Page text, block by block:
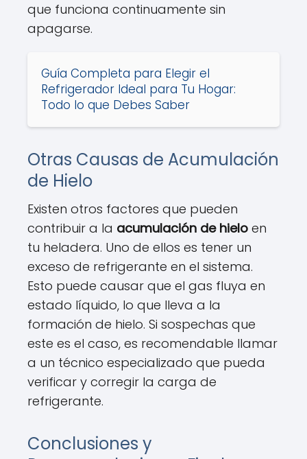
que funciona continuamente sin
apagarse.
Guía Completa para Elegir el
Refrigerador Ideal para Tu Hogar:
Todo lo que Debes Saber
Otras Causas de Acumulación
de Hielo
Existen otros factores que pueden
contribuir a la acumulación de hielo en
tu heladera. Uno de ellos es tener un
exceso de refrigerante en el sistema.
Esto puede causar que el gas fluya en
estado líquido, lo que lleva a la
formación de hielo. Si sospechas que
este es el caso, es recomendable llamar
a un técnico especializado que pueda
verificar y corregir la carga de
refrigerante.
Conclusiones y